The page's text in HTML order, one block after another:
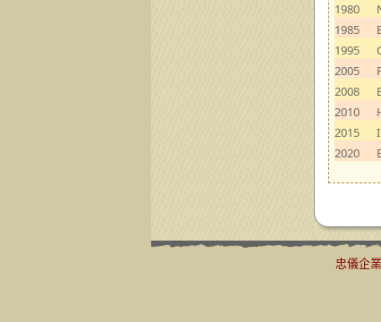
1980
1985
1995
2005
2008
2010
2015
2020
忠儀企